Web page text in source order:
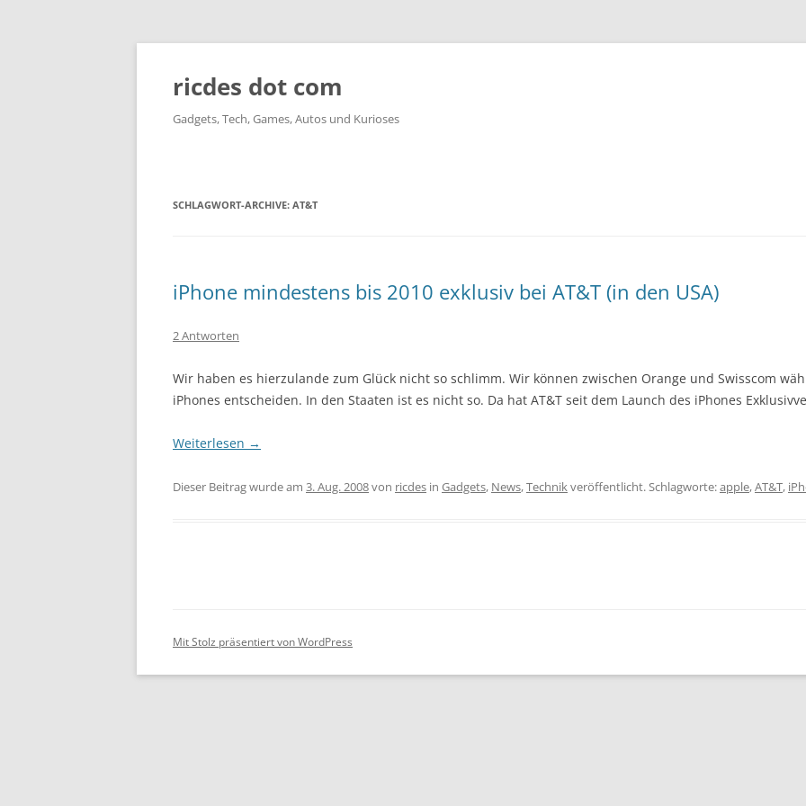
ricdes dot com
Gadgets, Tech, Games, Autos und Kurioses
SCHLAGWORT-ARCHIVE: AT&T
iPhone mindestens bis 2010 exklusiv bei AT&T (in den USA)
2 Antworten
Wir haben es hierzulande zum Glück nicht so schlimm. Wir können zwischen Orange und Swisscom
iPhones entscheiden. In den Staaten ist es nicht so. Da hat AT&T seit dem Launch des iPhones
Weiterlesen →
Dieser Beitrag wurde am 3. Aug. 2008von ricdes in Gadgets, News,Technikveröffentlicht. Schlagworte:apple,AT&T,
Mit Stolz präsentiert von WordPress